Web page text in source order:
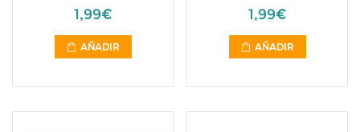
1,99€
AÑADIR
1,99€
AÑADIR